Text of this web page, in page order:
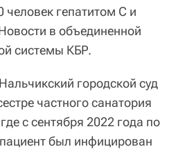
гепатитом С и
в объединенной
системы КБР.
городской суд
частного санатория
с сентября 2022 года по
был инфицирован